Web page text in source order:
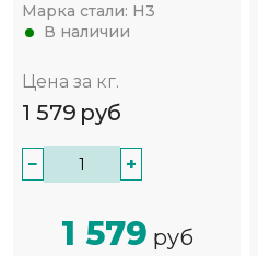
Марка стали: Н3
В наличии
Цена за кг.
1 579 руб
− +
1 579 руб